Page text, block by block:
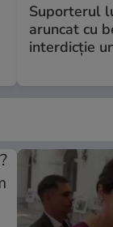
Suporterul
aruncat cu
interdicție